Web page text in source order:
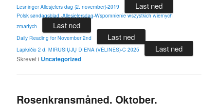
Lesninger Allesjelers dag (2. november)-2019 Last ned
Polsk søndagsblad -Allesjelersdag-Wspomnienie wszystkich wiernych
zmarłych
Last ned
Daily Reading for November 2nd Last ned
Lapkričio 2 d. MIRUSIŲJŲ DIENA (VĖLINĖS)-C 2025 Last ned
Skrevet i Uncategorized
Rosenkransmåned. Oktober.